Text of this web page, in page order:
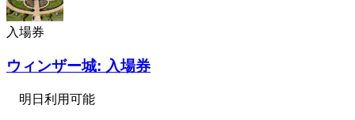
入場券
ウィンザー城: 入場券
明日利用可能